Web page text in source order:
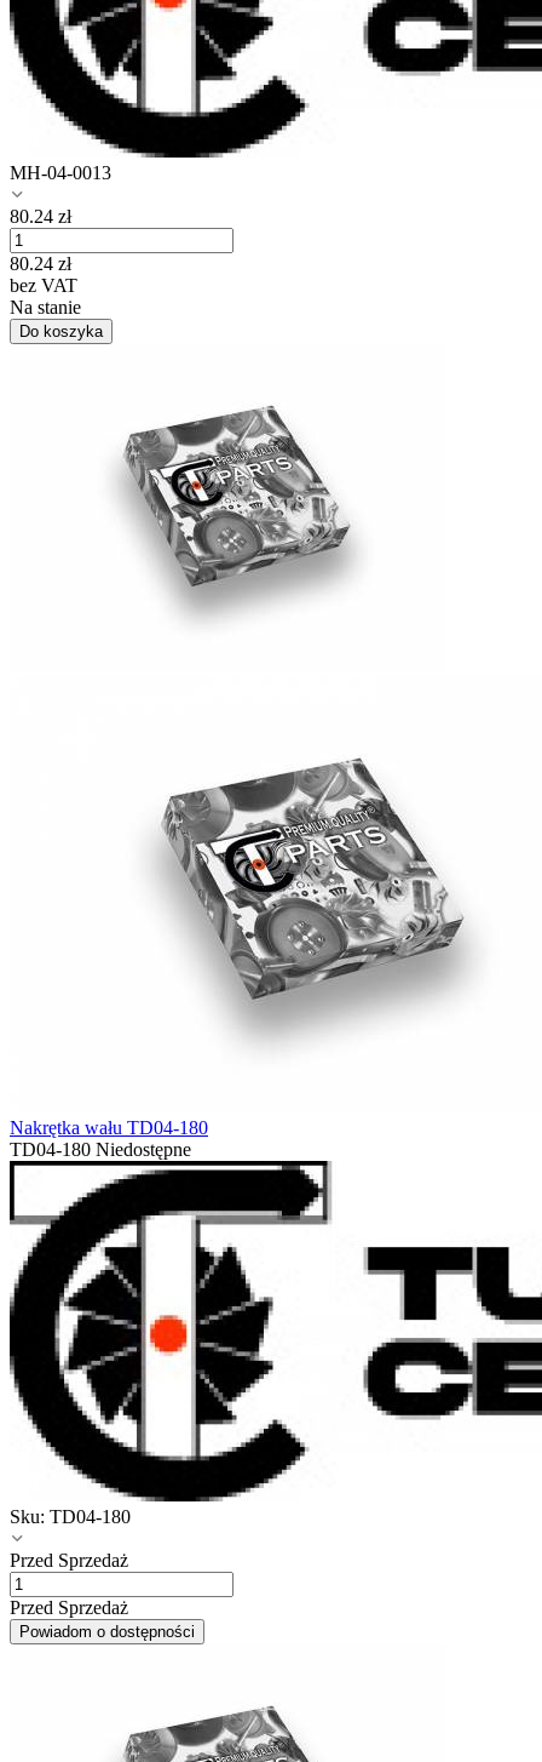
MH-04-0013
80.24 zł
80.24 zł
bez VAT
Na stanie
Do koszyka
Nakrętka wału TD04-180
TD04-180 Niedostępne
Sku: TD04-180
Przed Sprzedaż
Przed Sprzedaż
Powiadom o dostępności